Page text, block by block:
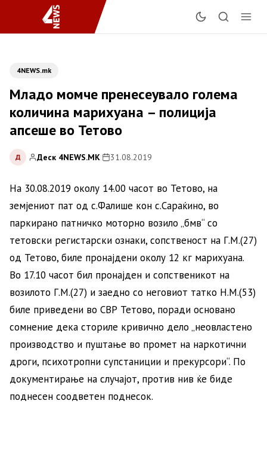
4NEWS.mk
Младо момче пренесеувало голема
количина марихуана – полиција
апсеше во Тетово
Д Деск 4NEWS.MK| 31.08.2019
На 30.08.2019 околу 14.00 часот во Тетово, на
земјениот пат од с.Фалише кон с.Сараќино, во
паркирано патничко моторно возило „бмв“ со
тетовски регистарски ознаки, сопственост на Г.М.(27)
од Тетово, биле пронајдени околу 12 кг марихуана.
Во 17.10 часот бил пронајден и сопственикот на
возилото Г.М.(27) и заедно со неговиот татко Н.М.(53)
биле приведени во СВР Тетово, поради основано
сомнение дека сториле кривично дело „неовластено
производство и пуштање во промет на наркотични
дроги, психотропни супстаниции и прекурсори“. По
документирање на случајот, против нив ќе биде
поднесен соодветен поднесок.